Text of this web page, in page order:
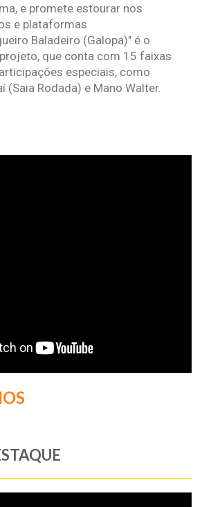
e promete estourar nos
e plataformas
Baladeiro (Galopa)" é o
que conta com 15 faixas
especiais, como
(Saia Rodada) e Mano Walter.